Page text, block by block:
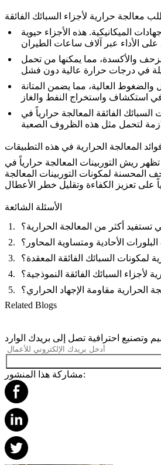
معالجة حرارية لأجزاء السبائك الفائقة
الميكانيكية. هذه الأجزاء حيوية
للزحف والأكسدة، مما يمكنها من تحمل
العالية، مما يضمن المتانة
السبائك الفائقة المعالجة حرارياً في
المعالجة الحرارية في هذه التطبيقات
ريش التوربينات المعالجة حرارياً في
المحسنة لمكونات التوربينات المعالجة
الأسئلة الشائعة
تستفيد أكثر من المعالجة الحرارية؟
الأحادية ومتساوية المحاور؟
لمكونات السبائك الفائقة المعقدة؟
السبائك الفائقة النموذجية؟
الحرارية مقاومة الإجهاد الحراري؟
Related Blogs
مشاركة هذا المنشور: